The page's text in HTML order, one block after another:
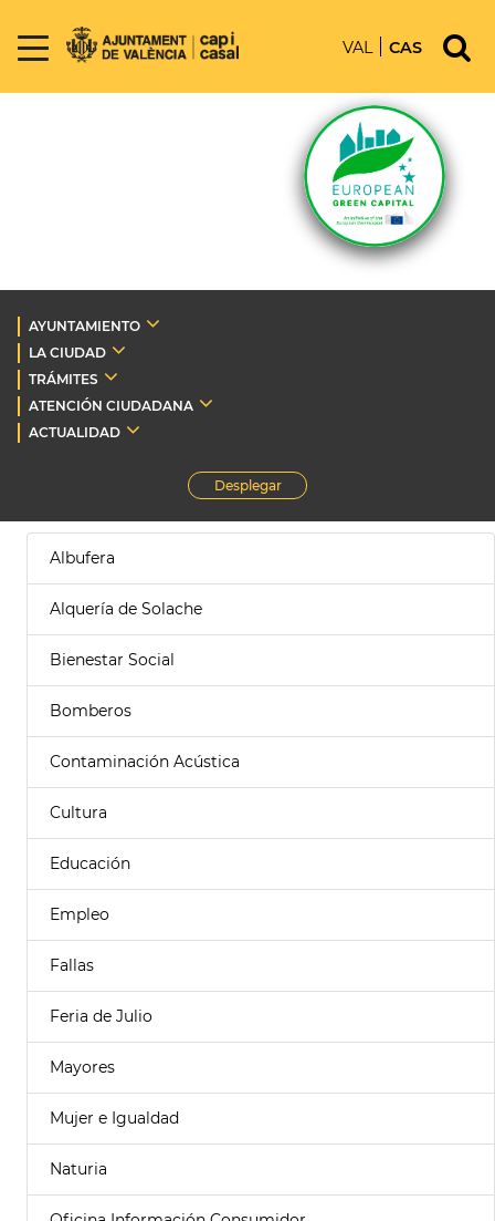
VAL CAS
AYUNTAMIENTO
LA CIUDAD
TRÁMITES
ATENCIÓN CIUDADANA
ACTUALIDAD
Desplegar
Albufera
Alquería de Solache
Bienestar Social
Bomberos
Contaminación Acústica
Cultura
Educación
Empleo
Fallas
Feria de Julio
Mayores
Mujer e Igualdad
Naturia